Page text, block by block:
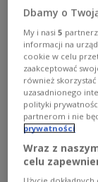
Concerto"
solistki oraz IX
Antonína
Zobacz więcej na
Gabriela Montero
koncert
Dbamy o
My i nasi5
informacji na
cookie w celu
zaakceptować
również
uzasadnionego
polityki
partnerom i nie
prywatności
Wraz z
celu